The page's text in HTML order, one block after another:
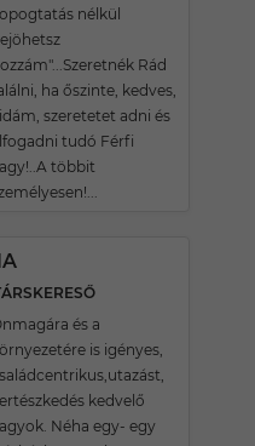
nélkül
Rád
ha őszinte, kedves,
szeretetet adni és
tudó Férfi
többit
és a
is igényes,
kedvelő
Néha egy- egy